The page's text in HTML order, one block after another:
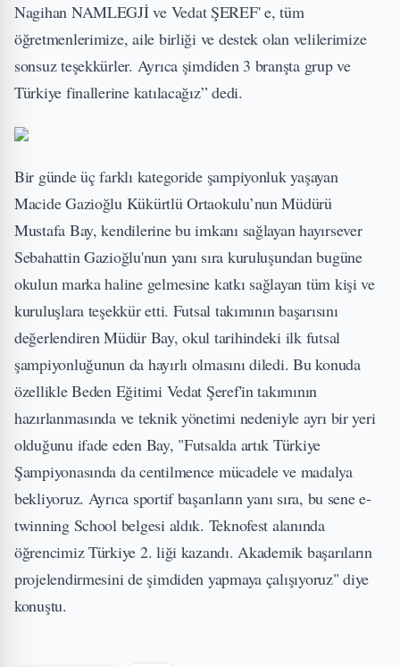
Nagihan NAMLEGJİ ve Vedat ŞEREF' e, tüm
öğretmenlerimize, aile birliği ve destek olan velilerimize
sonsuz teşekkürler. Ayrıca şimdiden 3 branşta grup ve
Türkiye finallerine katılacağız” dedi.
Bir günde üç farklı kategoride şampiyonluk yaşayan
Macide Gazioğlu Kükürtlü Ortaokulu’nun Müdürü
Mustafa Bay, kendilerine bu imkanı sağlayan hayırsever
Sebahattin Gazioğlu'nun yanı sıra kuruluşundan bugüne
okulun marka haline gelmesine katkı sağlayan tüm kişi ve
kuruluşlara teşekkür etti. Futsal takımının başarısını
değerlendiren Müdür Bay, okul tarihindeki ilk futsal
şampiyonluğunun da hayırlı olmasını diledi. Bu konuda
özellikle Beden Eğitimi Vedat Şeref'in takımının
hazırlanmasında ve teknik yönetimi nedeniyle ayrı bir yeri
olduğunu ifade eden Bay, "Futsalda artık Türkiye
Şampiyonasında da centilmence mücadele ve madalya
bekliyoruz. Ayrıca sportif başarıların yanı sıra, bu sene e-
twinning School belgesi aldık. Teknofest alanında
öğrencimiz Türkiye 2. liği kazandı. Akademik başarıların
projelendirmesini de şimdiden yapmaya çalışıyoruz" diye
konuştu.